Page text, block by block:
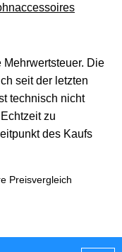
Die
seit der letzten
technisch nicht
zu
des Kaufs
Preisvergleich